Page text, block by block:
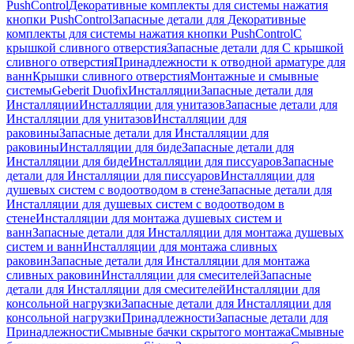
PushControlДекоративные комплекты для системы нажатия
кнопки PushControlЗапасные детали для Декоративные
комплекты для системы нажатия кнопки PushControlС
крышкой сливного отверстияЗапасные детали для С крышкой
сливного отверстияПринадлежности к отводной арматуре для
ваннКрышки сливного отверстияМонтажные и смывные
системыGeberit DuofixИнсталляцииЗапасные детали для
ИнсталляцииИнсталляции для унитазовЗапасные детали для
Инсталляции для унитазовИнсталляции для
раковиныЗапасные детали для Инсталляции для
раковиныИнсталляции для бидеЗапасные детали для
Инсталляции для бидеИнсталляции для писсуаровЗапасные
детали для Инсталляции для писсуаровИнсталляции для
душевых систем с водоотводом в стенеЗапасные детали для
Инсталляции для душевых систем с водоотводом в
стенеИнсталляции для монтажа душевых систем и
ваннЗапасные детали для Инсталляции для монтажа душевых
систем и ваннИнсталляции для монтажа сливных
раковинЗапасные детали для Инсталляции для монтажа
сливных раковинИнсталляции для смесителейЗапасные
детали для Инсталляции для смесителейИнсталляции для
консольной нагрузкиЗапасные детали для Инсталляции для
консольной нагрузкиПринадлежностиЗапасные детали для
ПринадлежностиСмывные бачки скрытого монтажаСмывные